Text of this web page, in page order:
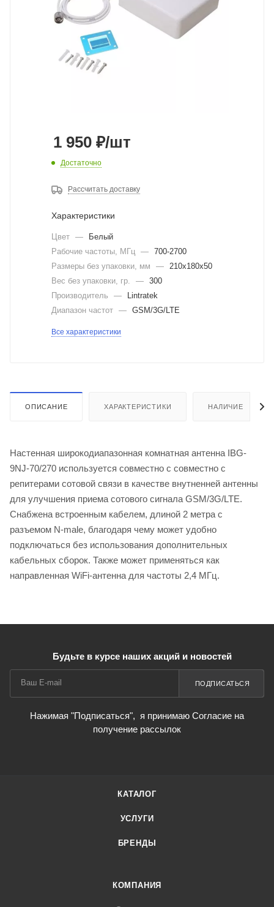
1 950 ₽/шт
Достаточно
Рассчитать доставку
Характеристики
Цвет —
Белый
Рабочие частоты, МГц
— 700-2700
Размеры без упаковки, мм
—
210x180x50
Вес без упаковки, гр.
— 300
Производитель
—
Lintratek
Диапазон частот — GSM/3G/LTE
Все характеристики
ОПИСАНИЕ ХАРАКТЕРИСТИКИ НАЛИЧИЕ
Настенная широкодиапазонная комнатная антенна IBG-
9NJ-70/270 используется совместно с совместно с
репитерами сотовой связи в качестве внутненней антенны
для улучшения приема сотового сигнала GSM/3G/LTE.
Снабжена встроенным кабелем, длиной 2 метра с
разъемом N-male, благодаря чему может удобно
подключаться без использования дополнительных
кабельных сборок. Также может применяться как
направленная WiFi-антенна для частоты 2,4 МГц.
Будьте в курсе наших акций и новостей
ПОДПИСАТЬСЯ
Нажимая "Подписаться", я принимаю Согласие на
получение рассылок
КАТАЛОГ
УСЛУГИ
БРЕНДЫ
КОМПАНИЯ